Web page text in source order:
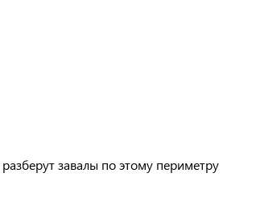
завалы по этому периметру